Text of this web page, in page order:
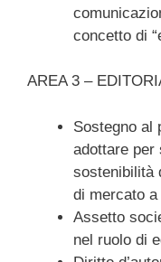
concetto di
AREA 3 –
Sostegno al
adottare per
sostenibilità
di mercato
Assetto
nel ruolo di